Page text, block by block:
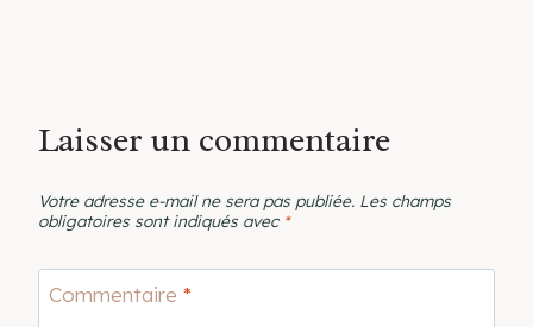
Laisser un commentaire
Votre adresse e-mail ne sera pas publiée. Les champs
obligatoires sont indiqués avec *
Commentaire *